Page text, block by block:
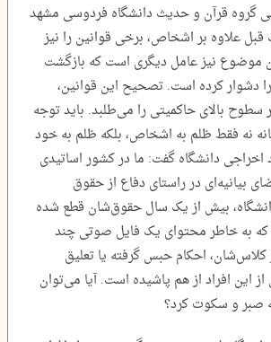
گروه قرآن و حدیث دانشگاه فردوسی مشهد
قبل علاوه بر اشخاص، برخی قوانین را نیز
موضوع نیز عامل دیگری است که بازگشت
را دشوار کرده است. تصحیح این قوانین،
بالای حاکمیتی را می‌طلبد. باید توجه
نه فقط ظلم به اشخاص، بلکه ظلم به خود
دانشگاه گفت: ما در کشور اساتیدی
بیانیه‌ای در راستای دفاع از حقوق
بیش از یک سال حقوق‌شان قطع شده
که به خاطر محتوای یک فایل صوتی چند
احکام حبس گرفته‌ یا تعلیق
این افراد از هم پاشیده است. آیا می‌توان
صبر و سکوت کرد؟